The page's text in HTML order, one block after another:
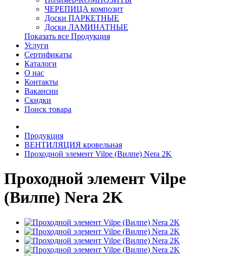
ЧЕРЕПИЦА композит
Доски ПАРКЕТНЫЕ
Доски ЛАМИНАТНЫЕ
Показать все Продукция
Услуги
Сертификаты
Каталоги
О нас
Контакты
Вакансии
Скидки
Поиск товара
Продукция
ВЕНТИЛЯЦИЯ кровельная
Проходной элемент Vilpe (Вилпе) Nera 2K
Проходной элемент Vilpe
(Вилпе) Nera 2K